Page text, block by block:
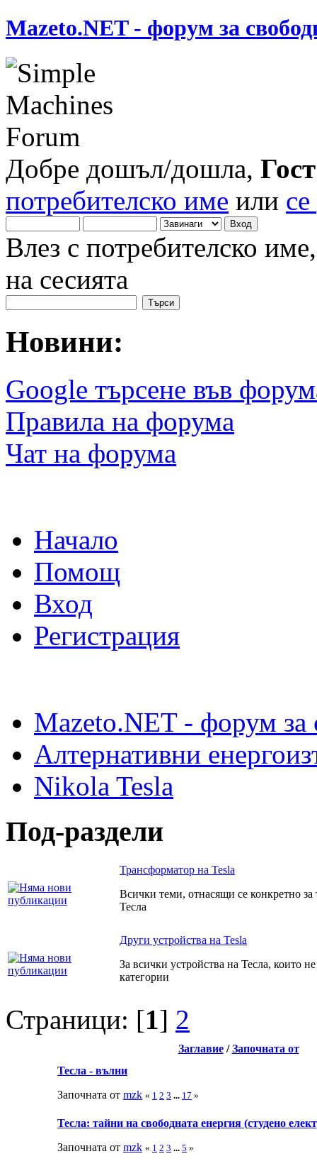
Mazeto.NET - форум за
Добре дошъл/дошла, Гост
потребителско име или
Влез с потребителско
на сесията
Новини:
Google търсене във
Правила на форума
Чат на форума
Начало
Помощ
Вход
Регистрация
Mazeto.NET - форум за
Алтернативни
Nikola Tesla
Под-раздели
Трансформатор на Tesla
Всички теми, отнасящи се конкретно за
Тесла
Други устройства на Tesla
За всички устройства на Тесла, които
категории
Страници: [1] 2
Заглавие/Започната от
Тесла - вълни
Започната от mzk « 1 2 3 ... 17 »
Тесла: тайни на свободната енергия (студено
Започната от mzk « 1 2 3 ... 5 »